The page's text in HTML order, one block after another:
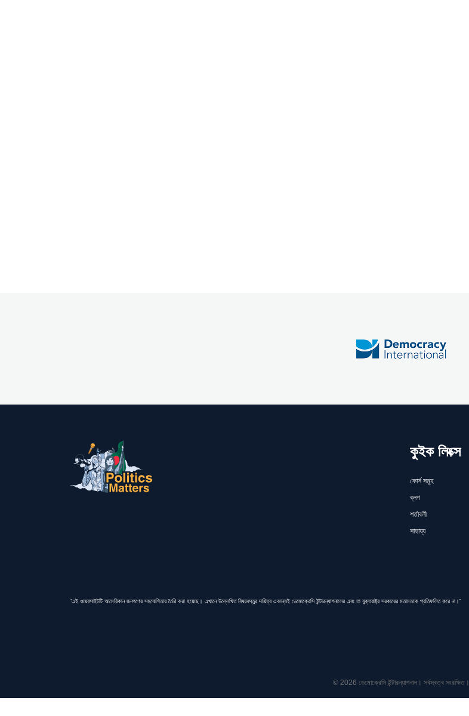
কুইক লিংক্স
কোর্স সমূহ
ব্লগ
শর্তাবলী
সাহায্য
“এই ওয়েবসাইটটি আমেরিকান জনগণের সহযোগিতায় তৈরি করা হয়েছে। এখানে উল্লেখিত বিষয়বস্তুর দায়িত্ব একান্তই ডেমোক্রেসি ইন্টারন্যাশনালের এবং তা যুক্তরাষ্ট্র সরকারের মতামতকে প্রতিফলিত করে না।”
© 2026 ডেমোক্রেসি ইন্টারন্যাশনাল। সর্বস্বত্ব সংরক্ষিত।